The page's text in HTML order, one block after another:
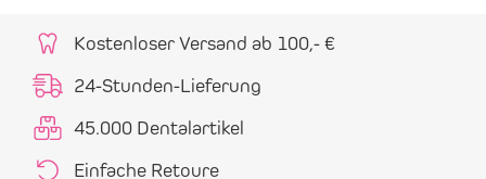
Kostenloser Versand ab 100,- €
24-Stunden-Lieferung
45.000 Dentalartikel
Einfache Retoure